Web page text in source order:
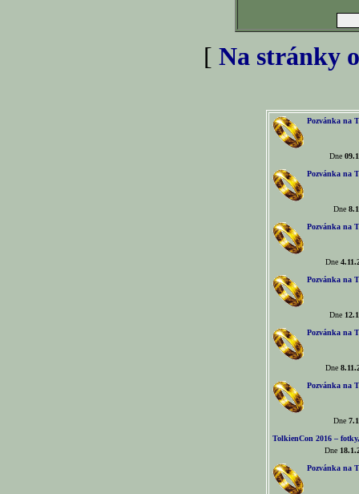
[ Na stránky
Pozvánka na
Dne
Pozvánka na
Dne
Pozvánka na
Dne
Pozvánka na
Dne
Pozvánka na
Dne
Pozvánka na
Dne
TolkienCon 2016 –
Dne
Pozvánka na